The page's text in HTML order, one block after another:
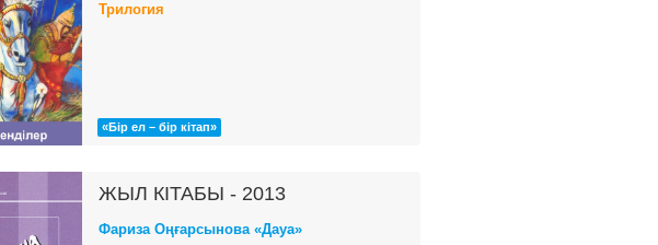
Трилогия
«Бір ел – бір кітап»
ЖЫЛ КІТАБЫ - 2013
Фариза Оңғарсынова «Дауа»